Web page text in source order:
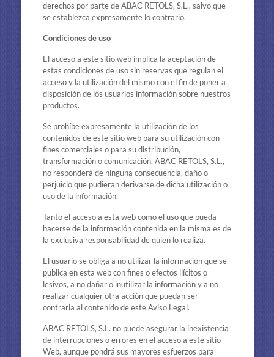
derechos por parte de ABAC RETOLS, S.L., salvo que
se establezca expresamente lo contrario.
Condiciones de uso
El acceso a este sitio web implica la aceptación de
estas condiciones de uso sin reservas que regulan el
acceso y la utilización del mismo con el fin de poner a
disposición de los usuarios información sobre nuestros
productos.
Se prohíbe expresamente la utilización de los
contenidos de este sitio web para su utilización con
fines comerciales o para su distribución,
transformación o comunicación. ABAC RETOLS, S.L.,
no responderá de ninguna consecuencia, daño o
perjuicio que pudieran derivarse de dicha utilización o
uso de la información.
Tanto el acceso a esta web como el uso que pueda
hacerse de la información contenida en la misma es de
la exclusiva responsabilidad de quien lo realiza.
El usuario se obliga a no utilizar la información que se
publica en esta web con fines o efectos ilícitos o
lesivos, a no dañar o inutilizar la información y a no
realizar cualquier otra acción que puedan ser
contraria al contenido de este Aviso Legal.
ABAC RETOLS, S.L. no puede asegurar la inexistencia
de interrupciones o errores en el acceso a este sitio
Web, aunque pondrá sus mayores esfuerzos para